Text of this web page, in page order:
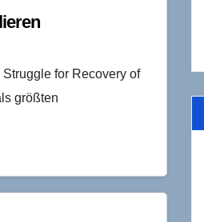
for Recovery of
größten